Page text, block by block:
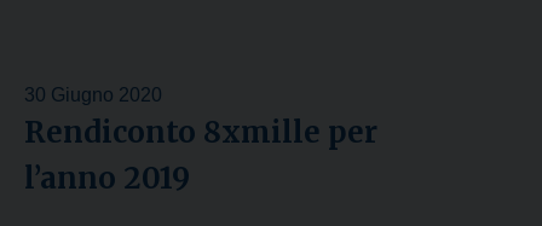
30 Giugno 2020
Rendiconto 8xmille per
l’anno 2019